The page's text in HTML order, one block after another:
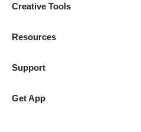
Creative Tools
Resources
Support
Get App